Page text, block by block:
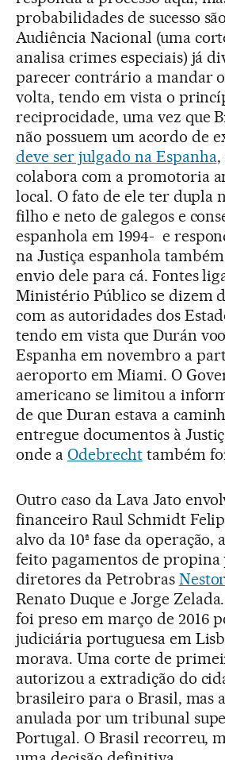
probabilidades de sucesso
Audiência Nacional (uma
analisa crimes especiais) já
parecer contrário a mandar
volta, tendo em vista o
reciprocidade, uma vez que
não possuem um acordo de
deve ser julgado na Espanha,
colabora com a promotoria
local. O fato de ele ter dupla
filho e neto de galegos e
espanhola em 1994- e
na Justiça espanhola
envio dele para cá. Fontes
Ministério Público se dizem
com as autoridades dos
tendo em vista que Durán
Espanha em novembro a
aeroporto em Miami. O
americano se limitou a
de que Duran estava a
entregue documentos à
onde a Odebrechttambém
Outro caso da Lava Jato
financeiro Raul Schmidt
alvo da 10ª fase da operação,
feito pagamentos de propina
diretores da Petrobras
Renato Duque e Jorge
foi preso em março de 2016
judiciária portuguesa em
morava. Uma corte de
autorizou a extradição do
brasileiro para o Brasil, mas
anulada por um tribunal
Portugal. O Brasil recorreu,